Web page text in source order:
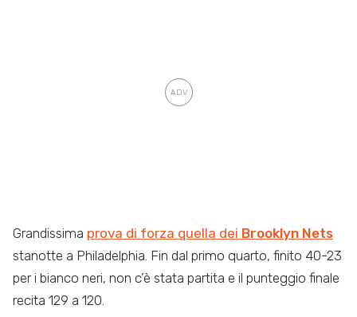
Grandissima prova di forza quella dei Brooklyn Nets
stanotte a Philadelphia. Fin dal primo quarto, finito 40-23
per i bianco neri, non c’è stata partita e il punteggio finale
recita 129 a 120.